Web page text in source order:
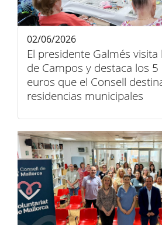
El presidente Galmés visita
de Campos y destaca los
euros que el Consell
residencias municipales
02/06/2026